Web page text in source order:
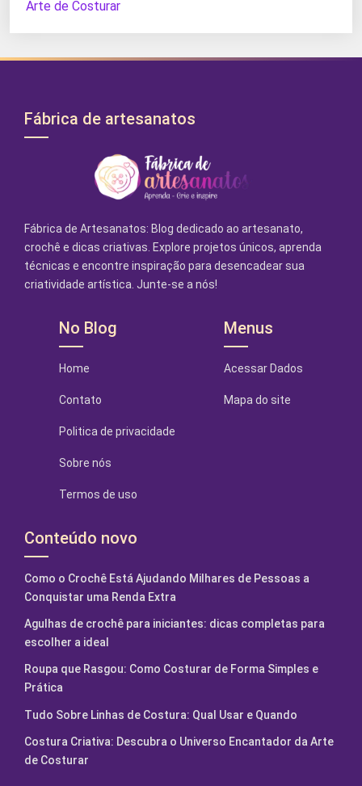
Arte de Costurar
Fábrica de artesanatos
Fábrica de Artesanatos: Blog dedicado ao artesanato,
crochê e dicas criativas. Explore projetos únicos, aprenda
técnicas e encontre inspiração para desencadear sua
criatividade artística. Junte-se a nós!
No Blog
Home
Contato
Politica de privacidade
Sobre nós
Termos de uso
Menus
Acessar Dados
Mapa do site
Conteúdo novo
Como o Crochê Está Ajudando Milhares de Pessoas a
Conquistar uma Renda Extra
Agulhas de crochê para iniciantes: dicas completas para
escolher a ideal
Roupa que Rasgou: Como Costurar de Forma Simples e
Prática
Tudo Sobre Linhas de Costura: Qual Usar e Quando
Costura Criativa: Descubra o Universo Encantador da Arte
de Costurar